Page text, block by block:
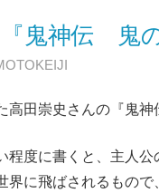
鬼神伝 鬼
高田崇史さんの『鬼
程度に書くと、主人
界に飛ばされるもの